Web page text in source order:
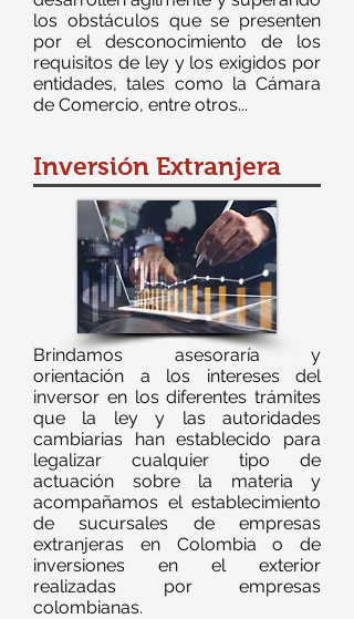
los obstáculos que se presenten
por el desconocimiento de los
requisitos de ley y los exigidos por
entidades, tales como la Cámara
de Comercio, entre otros...
Inversión Extranjera
Brindamos asesoraría y
orientación a los intereses del
inversor en los diferentes trámites
que la ley y las autoridades
cambiarias han establecido para
legalizar cualquier tipo de
actuación sobre la materia y
acompañamos el establecimiento
de sucursales de empresas
extranjeras en Colombia o de
inversiones en el exterior
realizadas por empresas
colombianas.